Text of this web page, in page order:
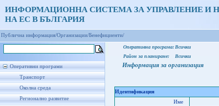
ИНФОРМАЦИОННА СИСТЕМА ЗА УПРАВЛЕНИЕ И
НА ЕС В БЪЛГАРИЯ
Публична информация/Организации/Бенефициенти/
Оперативни програми
Транспорт
Околна среда
Регионално развитие
Оперативна програма: Всички
Район за планиране:
Всички
Информация за организация
Идентификация
Име